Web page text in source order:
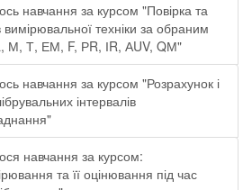
навчання за курсом "Повірка та
вимірювальної техніки за обраним
М, Т, ЕМ, F, РR, ІR, АUV, QМ"
навчання за курсом "Розрахунок і
інтервалів
навчання за курсом:
та її оцінювання під час